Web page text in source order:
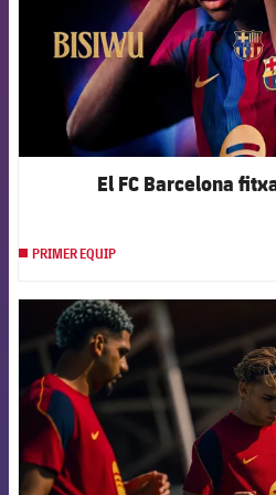
El FC Barcelona
PRIMER EQUIP